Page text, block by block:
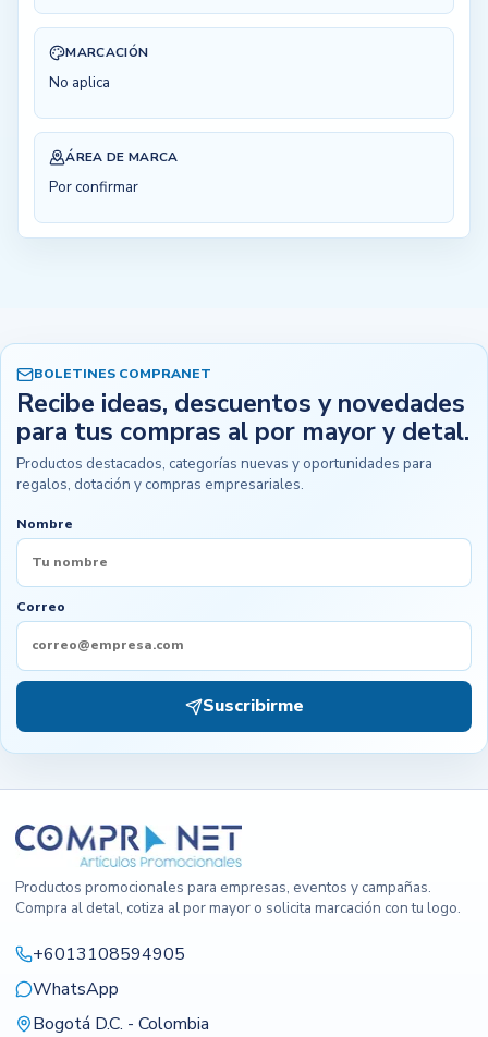
MARCACIÓN
No aplica
ÁREA DE MARCA
Por confirmar
BOLETINES COMPRANET
Recibe ideas, descuentos y novedades
para tus compras al por mayor y detal.
Productos destacados, categorías nuevas y oportunidades para
regalos, dotación y compras empresariales.
Nombre
Correo
Suscribirme
Productos promocionales para empresas, eventos y campañas.
Compra al detal, cotiza al por mayor o solicita marcación con tu logo.
+6013108594905
WhatsApp
Bogotá D.C. - Colombia